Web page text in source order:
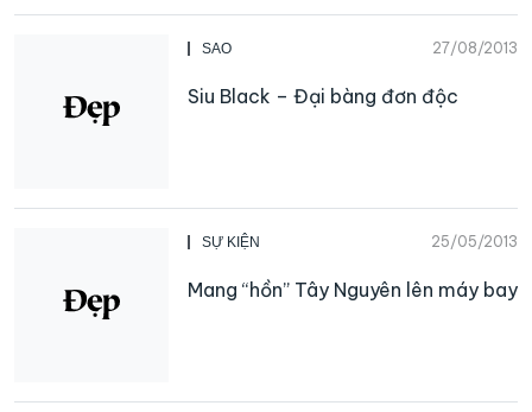
SAO 27/08/2013
Siu Black – Đại bàng đơn độc
SỰ KIỆN 25/05/2013
Mang “hồn” Tây Nguyên lên máy bay